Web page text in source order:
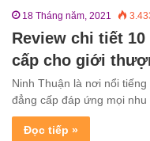
18 Tháng năm, 2021
Review chi tiết
cấp cho giới
Ninh Thuận là nơi nổi
đẳng cấp đáp ứng mọi nhu
Đọc tiếp »